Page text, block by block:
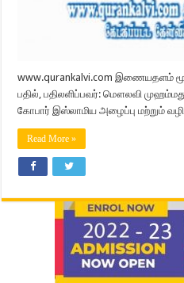
www.qurankalvi.com இணையதளம்
பதில், பதிலளிப்பவர்: மௌலவி
கோபார் இஸ்லாமிய அழைப்பு மற்றும்
Read More »